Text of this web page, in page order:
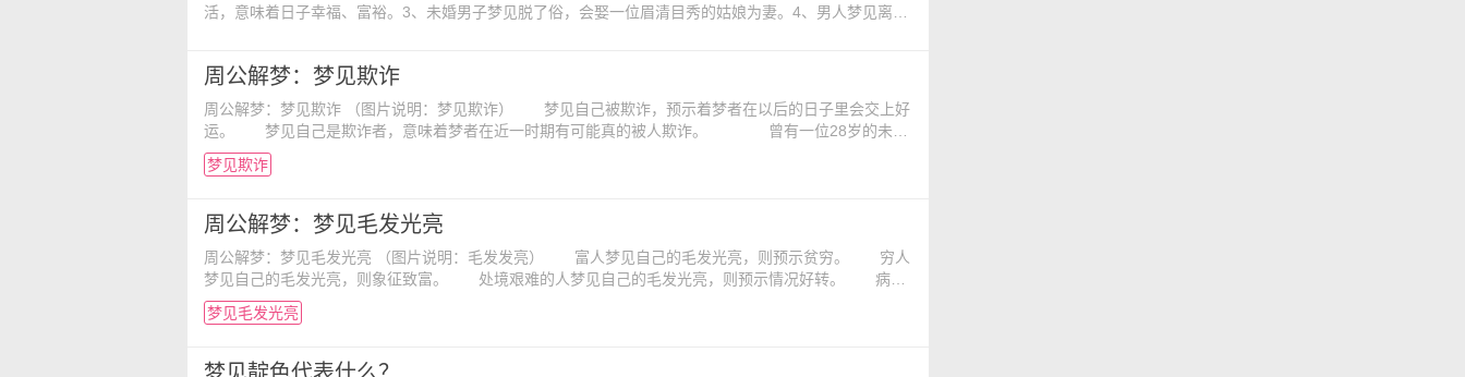
活，意味着日子幸福、富裕。3、未婚男子梦见脱了俗，会娶一位眉清目秀的姑娘为妻。4、男人梦见离弃
周公解梦：梦见欺诈
周公解梦：梦见欺诈 （图片说明：梦见欺诈） 梦见自己被欺诈，预示着梦者在以后的日子里会交上好
运。 梦见自己是欺诈者，意味着梦者在近一时期有可能真的被人欺诈。 曾有一位28岁的未婚
女士说：“梦中，我气慨极了。我发现我花了几千元买的巧夺天工钻戒居然是假的。我决定到法院起诉，起
诉店家的欺诈行为。我希望通过我的起诉，能让更多的消费者别再上当受骗&r
梦见欺诈
周公解梦：梦见毛发光亮
周公解梦：梦见毛发光亮 （图片说明：毛发发亮） 富人梦见自己的毛发光亮，则预示贫穷。 穷人
梦见自己的毛发光亮，则象征致富。 处境艰难的人梦见自己的毛发光亮，则预示情况好转。 病人
梦见自己的毛发光亮，则预示痊愈。 负债之人梦见自己的毛发光亮，则预示有能力偿还债务。
梦见毛发光亮